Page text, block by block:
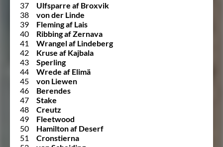
37
Ulfsparre af Broxvik
38
von der Linde
39
Fleming af Lais
40
Ribbing af Zernava
41
Wrangel af Lindeberg
42
Kruse af Kajbala
43
Sperling
44
Wrede af Elimä
45
von Liewen
46
Berendes
47
Stake
48
Creutz
49
Fleetwood
50
Hamilton af Deserf
51
Cronstierna